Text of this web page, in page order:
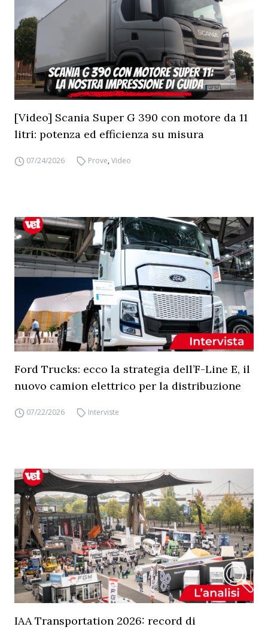
[Video] Scania Super G 390 con motore da 11
litri: potenza ed efficienza su misura
07/24/2026 Prove,Video
Ford Trucks: ecco la strategia dell’F-Line E, il
nuovo camion elettrico per la distribuzione
07/22/2026 Interviste
IAA Transportation 2026: record di